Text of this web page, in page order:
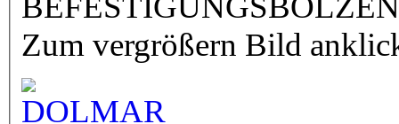
Zum vergrößern Bild